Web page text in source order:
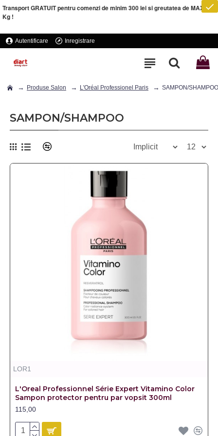
Transport GRATUIT pentru comenzi de minim 300 lei si greutatea de MAXIM 5
Kg !
Autentificare Inregistrare
Produse Salon L'Oréal Professionel Paris SAMPON/SHAMPOO
SAMPON/SHAMPOO
LOR1
L'Oreal Professionnel Série Expert Vitamino Color
Sampon protector pentru par vopsit 300ml
115,00